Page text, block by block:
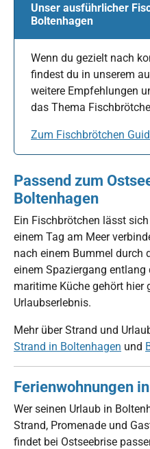
Unser ausführlicher
Boltenhagen
Wenn du gezielt nach
findest du in unserem
weitere Empfehlungen
das Thema
Zum Fischbrötchen
Passend zum
Boltenhagen
Ein Fischbrötchen lässt
einem Tag am Meer
nach einem Bummel durch
einem Spaziergang entlang
maritime Küche gehört hier
Urlaubserlebnis.
Mehr über Strand und
Strand in Boltenhagen und
Ferienwohnungen
Wer seinen Urlaub in
Strand, Promenade und
findet bei Ostseebrise